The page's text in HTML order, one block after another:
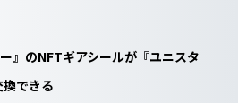
』のNFTギアシールが『ユニスタ
できる